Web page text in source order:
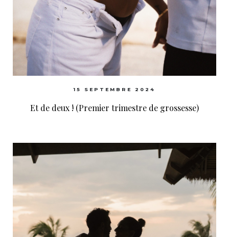
15 SEPTEMBRE 2024
Et de deux ! (Premier trimestre de grossesse)